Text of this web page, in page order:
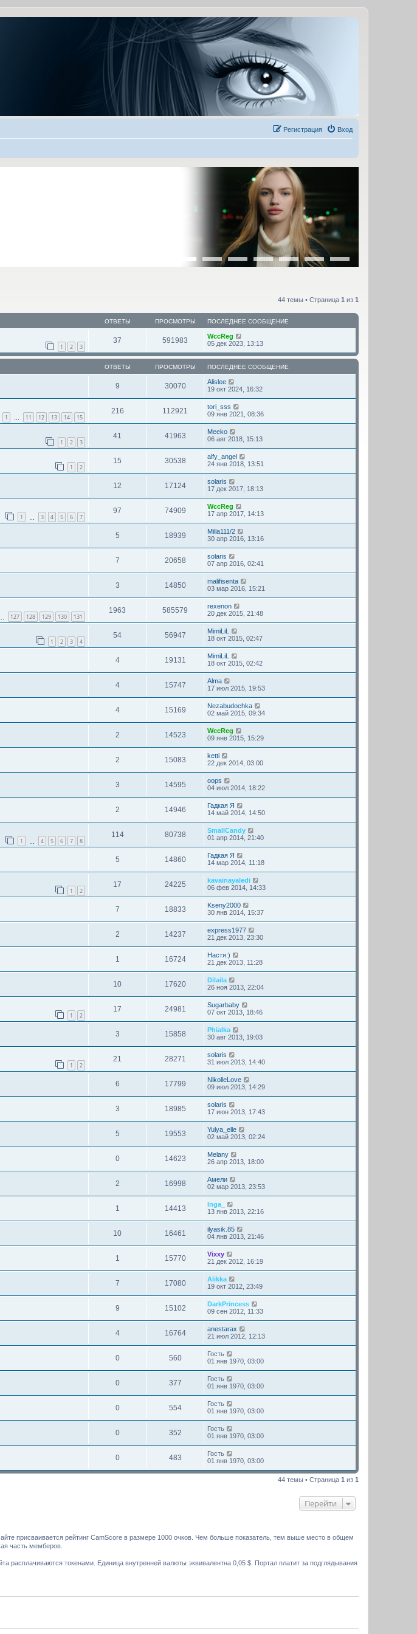
Вход
Регистрация
44 темы • Страница 1 из 1
ОТВЕТЫ ПРОСМОТРЫ ПОСЛЕДНЕЕ СООБЩЕНИЕ
1 2 3
37 591983
WccReg
05 дек 2023, 13:13
ОТВЕТЫ ПРОСМОТРЫ ПОСЛЕДНЕЕ СООБЩЕНИЕ
9 30070
Alislee
19 окт 2024, 16:32
1 11 12 13 14 15
216 112921
tori_sss
09 янв 2021, 08:36
1 2 3
41 41963
Meeko
06 авг 2018, 15:13
1 2
15 30538
alfy_angel
24 янв 2018, 13:51
12 17124
solaris
17 дек 2017, 18:13
1 3 4 5 6 7
97 74909
WccReg
17 апр 2017, 14:13
5 18939
Milla111/2
30 апр 2016, 13:16
7 20658
solaris
07 апр 2016, 02:41
3 14850
malifisenta
03 мар 2016, 15:21
127 128 129 130 131
1963 585579
rexenon
20 дек 2015, 21:48
1 2 3 4
54 56947
MimiLiL
18 окт 2015, 02:47
4 19131
MimiLiL
18 окт 2015, 02:42
4 15747
Alma
17 июл 2015, 19:53
4 15169
Nezabudochka
02 май 2015, 09:34
2 14523
WccReg
09 янв 2015, 15:29
2 15083
ketti
22 дек 2014, 03:00
3 14595
oops
04 июл 2014, 18:22
2 14946
Гадкая Я
14 май 2014, 14:50
1 4 5 6 7 8
114 80738
SmallCandy
01 апр 2014, 21:40
5 14860
Гадкая Я
14 мар 2014, 11:18
1 2
17 24225
kavainayaledi
06 фев 2014, 14:33
7 18833
Kseny2000
30 янв 2014, 15:37
2 14237
express1977
21 дек 2013, 23:30
1 16724
Настя:)
21 дек 2013, 11:28
10 17620
Dilaila
26 ноя 2013, 22:04
1 2
17 24981
Sugarbaby
07 окт 2013, 18:46
3 15858
Phialka
30 авг 2013, 19:03
1 2
21 28271
solaris
31 июл 2013, 14:40
6 17799
NikolleLove
09 июл 2013, 14:29
3 18985
solaris
17 июн 2013, 17:43
5 19553
Yulya_elle
02 май 2013, 02:24
0 14623
Melany
26 апр 2013, 18:00
2 16998
Амели
02 мар 2013, 23:53
1 14413
Inga_
13 янв 2013, 22:16
10 16461
ilyasik.85
04 янв 2013, 21:46
1 15770
Vixxy
21 дек 2012, 16:19
7 17080
Alikka
19 окт 2012, 23:49
9 15102
DarkPrincess
09 сен 2012, 11:33
4 16764
anestarax
21 июл 2012, 12:13
0 560
Гость
01 янв 1970, 03:00
0 377
Гость
01 янв 1970, 03:00
0 554
Гость
01 янв 1970, 03:00
0 352
Гость
01 янв 1970, 03:00
0 483
Гость
01 янв 1970, 03:00
44 темы • Страница 1 из 1
Перейти
присваивается рейтинг CamScore в размере 1000 очков. Чем больше показатель, тем выше место в общем
часть мемберов.
токенами. Единица внутренней валюты эквивалентна 0,05 $. Портал платит за подглядывания